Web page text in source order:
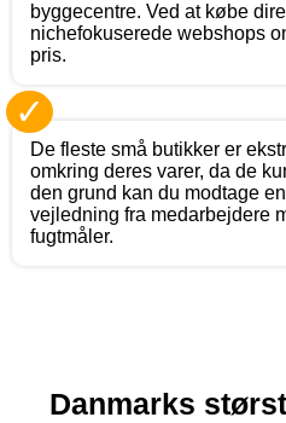
byggecentre. Ved at købe
nichefokuserede webshops
pris.
✓
De fleste små butikker er
omkring deres varer, da de
den grund kan du modtage
vejledning fra medarbejdere
fugtmåler.
Danmarks